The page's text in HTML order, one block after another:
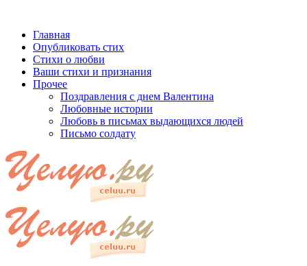
Главная
Опубликовать стих
Стихи о любви
Ваши стихи и признания
Прочее
Поздравления с днем Валентина
Любовные истории
Любовь в письмах выдающихся людей
Письмо солдату